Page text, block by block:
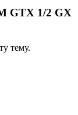
GTX 1/2 GX
тему.